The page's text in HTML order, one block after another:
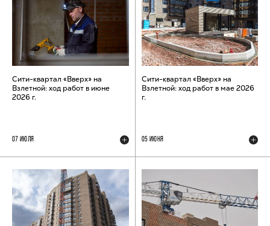
Сити-квартал «Вверх» на
Взлетной: ход работ в июне
2026 г.
07 ИЮЛЯ
Сити-квартал «Вверх» на
Взлетной: ход работ в мае 2026
г.
05 ИЮНЯ